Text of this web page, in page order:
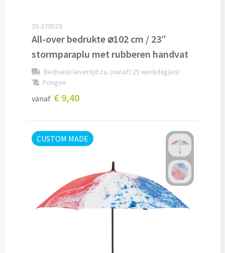
Lunchboxen bedrukken
Lunchbekers bedrukken
Voedselcontainers bedrukken
Snoep
Snoeppotten bedrukken
35-279529
All-over bedrukte ⌀102 cm / 23″
stormparaplu met rubberen handvat
Bedrukte levertijd ca. (vanaf) 25 werkdag(en)
Pongee
vanaf € 9,40
CUSTOM MADE